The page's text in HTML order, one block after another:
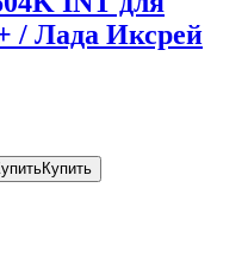
/ Лада Иксрей
Купить